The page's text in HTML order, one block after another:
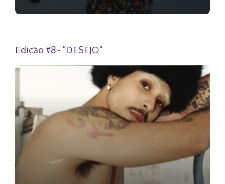
Edição #8 - "DESEJO"